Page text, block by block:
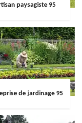
paysagiste 95
de jardinage 95